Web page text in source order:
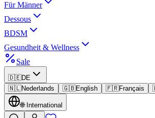
Für Männer
Dessous
BDSM
Gesundheit & Wellness
Sale
🇩🇪DE
🇳🇱Nederlands 🇬🇧English 🇫🇷Français
🌐 International